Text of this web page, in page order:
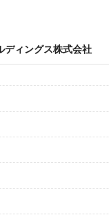
ディングス株式会社